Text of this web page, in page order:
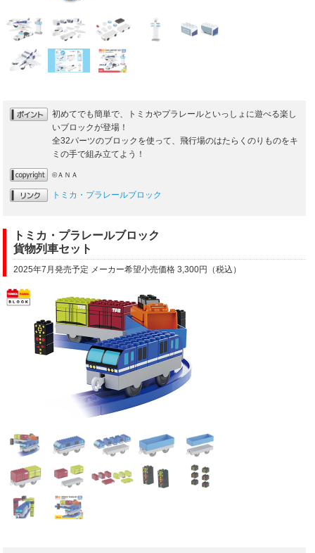
初めてでも簡単で、トミカやプラレールといっしょに遊べる楽し
いブロックが登場！
全32パーツのブロックを使って、飛行場のはたらくのりものをキ
ミの手で組み立てよう！
©ＡＮＡ
トミカ・プラレールブロック
トミカ・プラレールブロック
貨物列車セット
2025年7月発売予定 メーカー希望小売価格 3,300円（税込）